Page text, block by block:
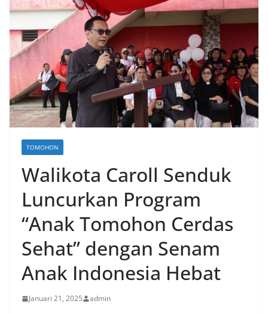
TOMOHON
Walikota Caroll Senduk
Luncurkan Program
“Anak Tomohon Cerdas
Sehat” dengan Senam
Anak Indonesia Hebat
Januari 21, 2025 admin